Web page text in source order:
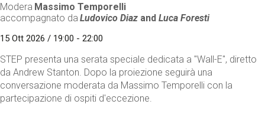
Modera Massimo Temporelli
accompagnato da Ludovico Diaz andLuca Foresti
15 Ott 2026 / 19:00 - 22:00
STEP presenta una serata speciale dedicata a "Wall-E", diretto
da Andrew Stanton. Dopo la proiezione seguirà una
conversazione moderata da Massimo Temporelli con la
partecipazione di ospiti d'eccezione.